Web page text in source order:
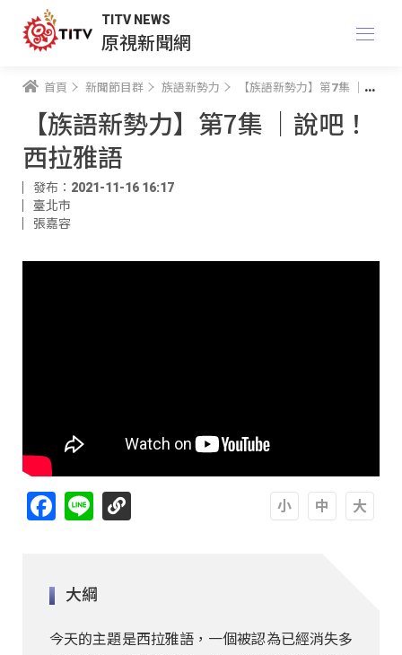
TITV NEWS
原視新聞網
首頁 新聞節目群 族語新勢力 【族語新勢力】第7集 ｜說吧！西拉雅語
【族語新勢力】第7集 ｜說吧！
西拉雅語
發布：2021-11-16 16:17
臺北市
張嘉容
Facebook
Line
大綱
今天的主題是西拉雅語，一個被認為已經消失多